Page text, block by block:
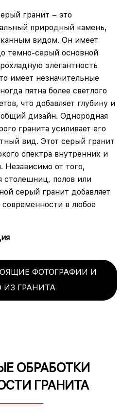
гранит – это
природный камень,
видом. Он имеет
темно-серый основной
элегантность
имеет незначительные
пятна более светлого
что добавляет глубину и
дизайн. Однородная
гранита усиливает его
вид. Этот серый гранит
спектра внутренних и
от того,
столешниц, полов или
серый гранит добавляет
в любое
ФОТОГРАФИИ И
ИЗ ГРАНИТА
ОБРАБОТКИ
ГРАНИТА